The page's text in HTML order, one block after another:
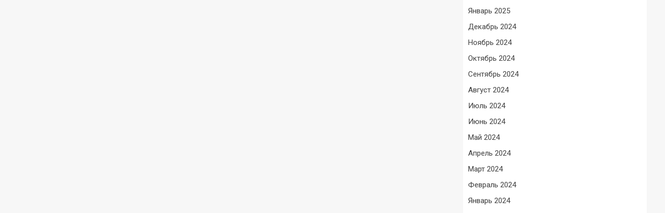
Январь 2025
Декабрь 2024
Ноябрь 2024
Октябрь 2024
Сентябрь 2024
Август 2024
Июль 2024
Июнь 2024
Май 2024
Апрель 2024
Март 2024
Февраль 2024
Январь 2024